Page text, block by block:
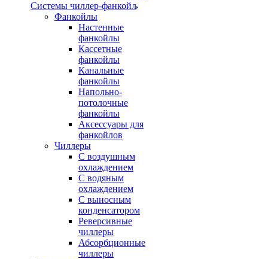
Системы чиллер-фанкойл
Фанкойлы
Настенные
фанкойлы
Кассетные
фанкойлы
Канальные
фанкойлы
Напольно-
потолочные
фанкойлы
Аксессуары для
фанкойлов
Чиллеры
С воздушным
охлаждением
С водяным
охлаждением
С выносным
конденсатором
Реверсивные
чиллеры
Абсорбционные
чиллеры